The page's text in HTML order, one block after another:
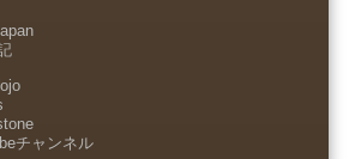
チャンネル